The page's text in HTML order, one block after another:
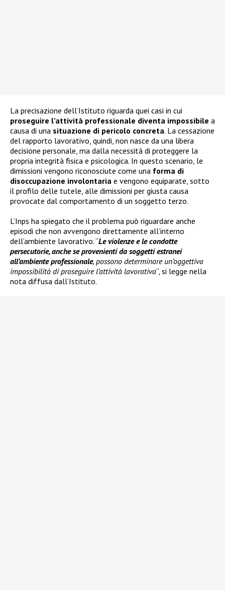
La precisazione dell’Istituto riguarda quei casi in cui
proseguire l’attività professionale diventa impossibile a
causa di una situazione di pericolo concreta. La cessazione
del rapporto lavorativo, quindi, non nasce da una libera
decisione personale, ma dalla necessità di proteggere la
propria integrità fisica e psicologica. In questo scenario, le
dimissioni vengono riconosciute come una forma di
disoccupazione involontaria e vengono equiparate, sotto
il profilo delle tutele, alle dimissioni per giusta causa
provocate dal comportamento di un soggetto terzo.
L’Inps ha spiegato che il problema può riguardare anche
episodi che non avvengono direttamente all’interno
dell’ambiente lavorativo. “Le violenze e le condotte
persecutorie, anche se provenienti da soggetti estranei
all’ambiente professionale, possono determinare un’oggettiva
impossibilità di proseguire l’attività lavorativa“, si legge nella
nota diffusa dall’Istituto.